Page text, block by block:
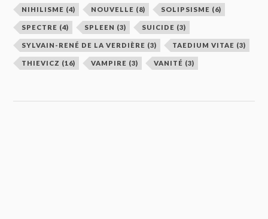
NIHILISME (4) NOUVELLE (8) SOLIPSISME (6)
SPECTRE (4) SPLEEN (3) SUICIDE (3)
SYLVAIN-RENÉ DE LA VERDIÈRE (3) TAEDIUM VITAE (3)
THIEVICZ (16) VAMPIRE (3) VANITÉ (3)